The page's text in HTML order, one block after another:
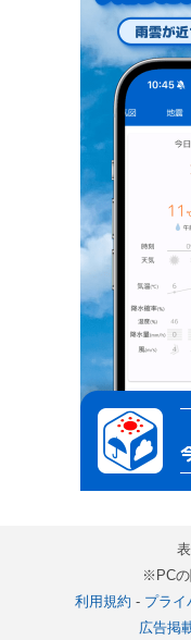
※PCの
利用規約 - プライ
広告掲